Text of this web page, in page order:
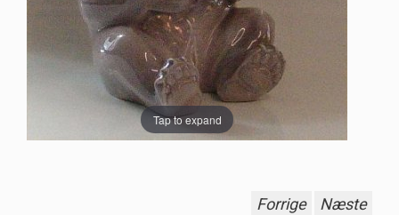
Tap to expand
Forrige Næste